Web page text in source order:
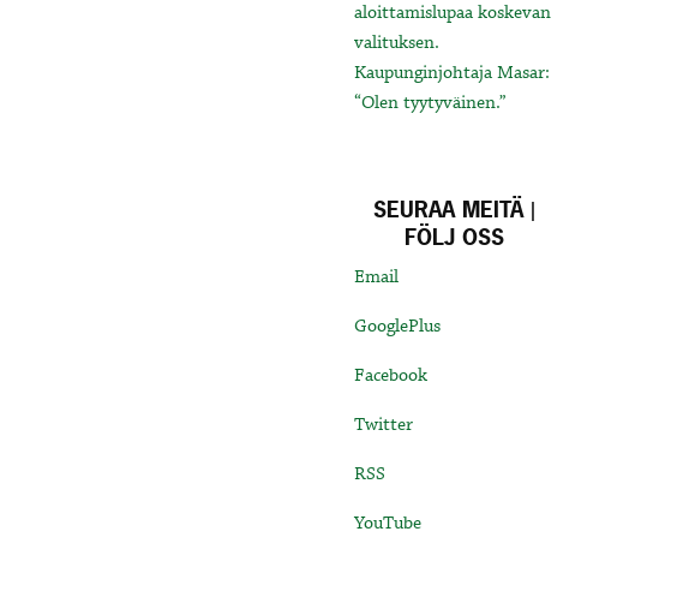
aloittamislupaa koskevan
valituksen.
Kaupunginjohtaja Masar:
“Olen tyytyväinen.”
SEURAA MEITÄ |
FÖLJ OSS
Email
GooglePlus
Facebook
Twitter
RSS
YouTube